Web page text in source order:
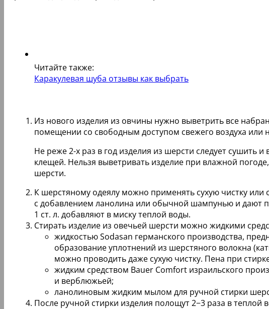
Читайте также:
Каракулевая шуба отзывы как выбрать
Из нового изделия из овчины нужно выветрить все
помещении со свободным доступом свежего воздуха
Не реже 2-х раз в год изделия из шерсти следует сушить
клещей. Нельзя выветривать изделие при влажной
шерсти.
К шерстяному одеялу можно применять сухую чистку
с добавлением ланолина или обычной шампунью и дают
1 ст. л. добавляют в миску теплой воды.
Стирать изделие из овечьей шерсти можно жидкими
жидкостью Sodasan германского производства,
образование уплотнений из шерстяного волокна
можно проводить даже сухую чистку. Пена при
жидким средством Bauer Comfort израильского
и верблюжьей;
ланолиновым жидким мылом для ручной стирки
После ручной стирки изделия полощут 2−3 раза в теплой